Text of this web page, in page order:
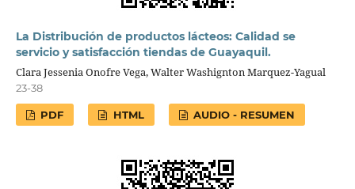
La Distribución de productos lácteos: Calidad se
servicio y satisfacción tiendas de Guayaquil.
Clara Jessenia Onofre Vega, Walter Washignton Marquez-Yagual
23-38
PDF HTML AUDIO - RESUMEN